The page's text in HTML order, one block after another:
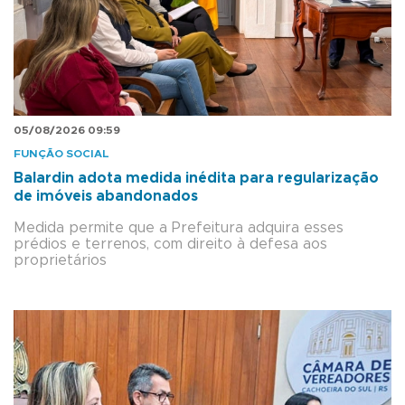
05/08/2026 09:59
FUNÇÃO SOCIAL
Balardin adota medida inédita para regularização
de imóveis abandonados
Medida permite que a Prefeitura adquira esses
prédios e terrenos, com direito à defesa aos
proprietários